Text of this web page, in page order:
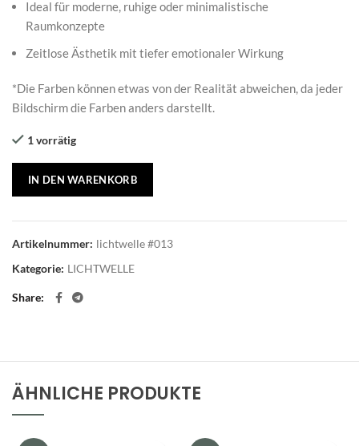
Ideal für moderne, ruhige oder minimalistische
Raumkonzepte
Zeitlose Ästhetik mit tiefer emotionaler Wirkung
*Die Farben können etwas von der Realität abweichen, da jeder
Bildschirm die Farben anders darstellt.
1 vorrätig
IN DEN WARENKORB
Artikelnummer: lichtwelle #013
Kategorie: LICHTWELLE
Share
ÄHNLICHE PRODUKTE